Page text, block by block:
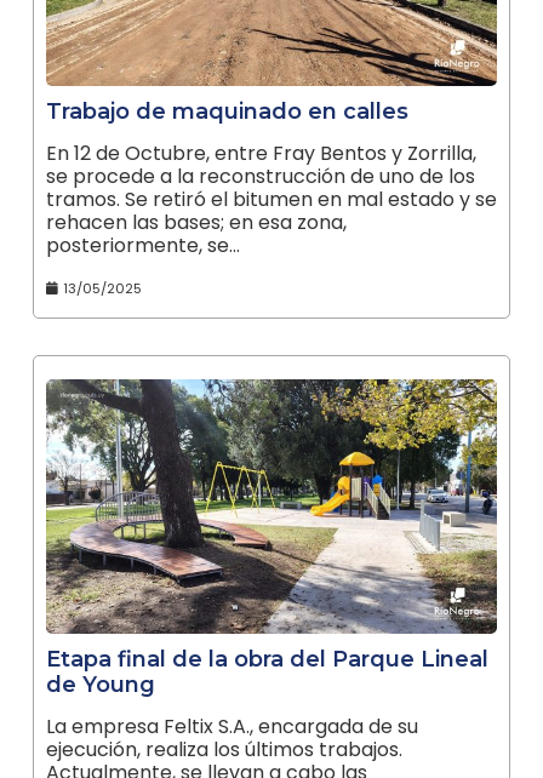
Trabajo de maquinado en calles
En 12 de Octubre, entre Fray Bentos y Zorrilla,
se procede a la reconstrucción de uno de los
tramos. Se retiró el bitumen en mal estado y se
rehacen las bases; en esa zona,
posteriormente, se…
13/05/2025
Etapa final de la obra del Parque Lineal
de Young
La empresa Feltix S.A., encargada de su
ejecución, realiza los últimos trabajos.